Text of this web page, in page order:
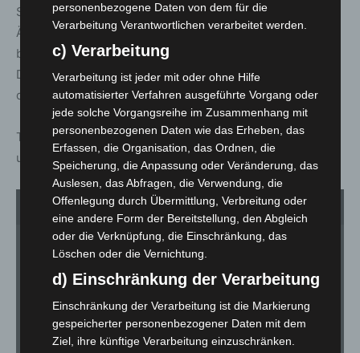
Stimme, die die Spannbreite einer ganzen musikalischen
Ära abdeckt – vom R&B einer Ruth Brown oder Lula Reed
bis zu Sixty Soul Stuff ala Etta James oder Ann Peebles.
Dazu hat Bonita eine ühnenpräsenz, die den Zuschauern
das Atmen erschwert.
Traditioneller Rhythm & Blues and Soul zum Austoben
und Dahinschmelzen.
1von 3
personenbezogene Daten von dem für die
Verarbeitung Verantwortlichen verarbeitet werden.
c) Verarbeitung
Verarbeitung ist jeder mit oder ohne Hilfe
automatisierter Verfahren ausgeführte Vorgang oder
jede solche Vorgangsreihe im Zusammenhang mit
personenbezogenen Daten wie das Erheben, das
Erfassen, die Organisation, das Ordnen, die
Speicherung, die Anpassung oder Veränderung, das
Auslesen, das Abfragen, die Verwendung, die
Offenlegung durch Übermittlung, Verbreitung oder
eine andere Form der Bereitstellung, den Abgleich
oder die Verknüpfung, die Einschränkung, das
Löschen oder die Vernichtung.
d) Einschränkung der Verarbeitung
Einschränkung der Verarbeitung ist die Markierung
gespeicherter personenbezogener Daten mit dem
Ziel, ihre künftige Verarbeitung einzuschränken.